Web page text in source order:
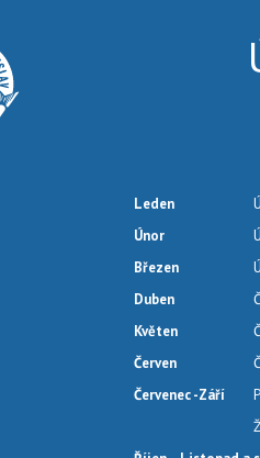
Leden
Únor
Březen
Duben
Květen
Červen
Červenec -Září